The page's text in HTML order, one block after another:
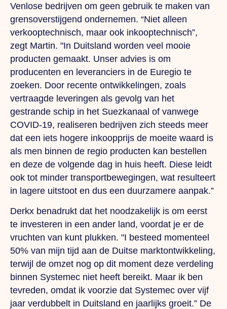
Venlose bedrijven om geen gebruik te maken van
grensoverstijgend ondernemen. “Niet alleen
verkooptechnisch, maar ook inkooptechnisch”,
zegt Martin. "In Duitsland worden veel mooie
producten gemaakt. Unser advies is om
producenten en leveranciers in de Euregio te
zoeken. Door recente ontwikkelingen, zoals
vertraagde leveringen als gevolg van het
gestrande schip in het Suezkanaal of vanwege
COVID-19, realiseren bedrijven zich steeds meer
dat een iets hogere inkoopprijs de moeite waard is
als men binnen de regio producten kan bestellen
en deze de volgende dag in huis heeft. Diese leidt
ook tot minder transportbewegingen, wat resulteert
in lagere uitstoot en dus een duurzamere aanpak.”
Derkx benadrukt dat het noodzakelijk is om eerst
te investeren in een ander land, voordat je er de
vruchten van kunt plukken. "I besteed momenteel
50% van mijn tijd aan de Duitse marktontwikkeling,
terwijl de omzet nog op dit moment deze verdeling
binnen Systemec niet heeft bereikt. Maar ik ben
tevreden, omdat ik voorzie dat Systemec over vijf
jaar verdubbelt in Duitsland en jaarlijks groeit.” De